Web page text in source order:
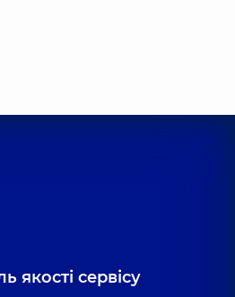
якості сервісу